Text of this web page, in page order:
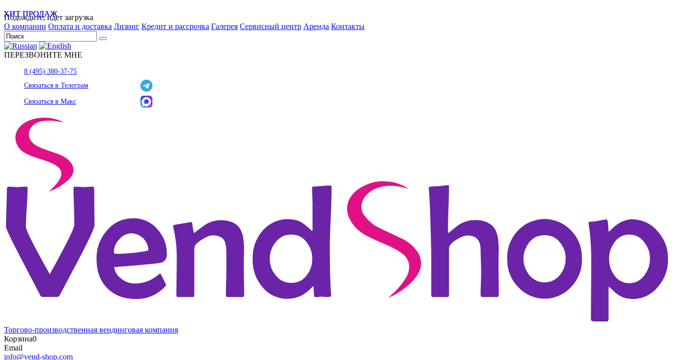
Подождите, идет загрузка
О компании Оплата и доставка Лизинг Кредит и рассрочка Галерея Сервисный центр Аренда Контакты
ПЕРЕЗВОНИТЕ МНЕ
8 (495) 380-37-75
Связаться в Телеграм
Связаться в Макс
Торгово-производственная вендинговая компания
Корзина0
Email
info@vend-shop.com
ХИТ ПРОДАЖ
ХИТ ПРОДАЖ